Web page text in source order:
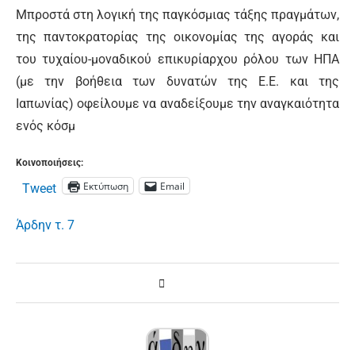
Μπροστά στη λογική της παγκόσμιας τάξης πραγμάτων,
της παντοκρατορίας της οικονομίας της αγοράς και
του τυχαίου-μοναδικού επικυρίαρχου ρόλου των ΗΠΑ
(με την βοήθεια των δυνατών της Ε.Ε. και της
Ιαπωνίας) οφείλουμε να αναδείξουμε την αναγκαιότητα
ενός κόσμ
Κοινοποιήσεις:
Tweet Εκτύπωση Email
Άρδην τ. 7